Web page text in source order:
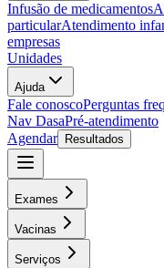
Infusão de medicamentos
particularAtendimento
empresas
Unidades
Ajuda
Fale conoscoPerguntas
Nav DasaPré-atendimento
Agendar
Resultados
Exames
Vacinas
Serviços